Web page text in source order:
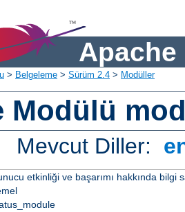
Apache
> Belgeleme > Sürüm 2.4 > Modüller
Modülü
Mevcut Diller:
etkinliği ve başarımı hakkında bilgi